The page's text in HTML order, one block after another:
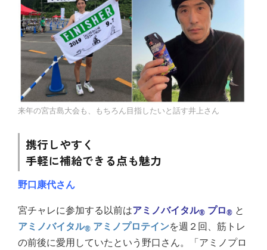
来年の宮古島大会も、もちろん目指したいと話す井上さん
携行しやすく
手軽に補給できる点も魅力
野口康代さん
宮チャレに参加する以前はアミノバイタル® プロ® と
アミノバイタル® アミノプロテインを週２回、筋トレ
の前後に愛用していたという野口さん。「アミノプロ